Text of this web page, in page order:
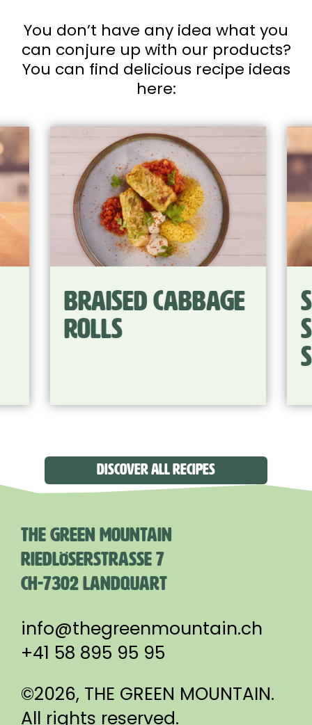
You don’t have any idea what you
can conjure up with our products?
You can find delicious recipe ideas
here:
Sausage in
smoky curry
DISCOVER ALL RECIPES
THE GREEN MOUNTAIN
RIEDLÖSERSTRASSE 7
CH-7302 LANDQUART
info@thegreenmountain.ch
+41 58 895 95 95
©2026, THE GREEN MOUNTAIN.
All rights reserved.